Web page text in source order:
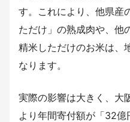
す。これにより、他県産
ただけ」の熟成肉や、他
精米しただけのお米は、
なります。
実際の影響は大きく、大
より年間寄付額が「32億